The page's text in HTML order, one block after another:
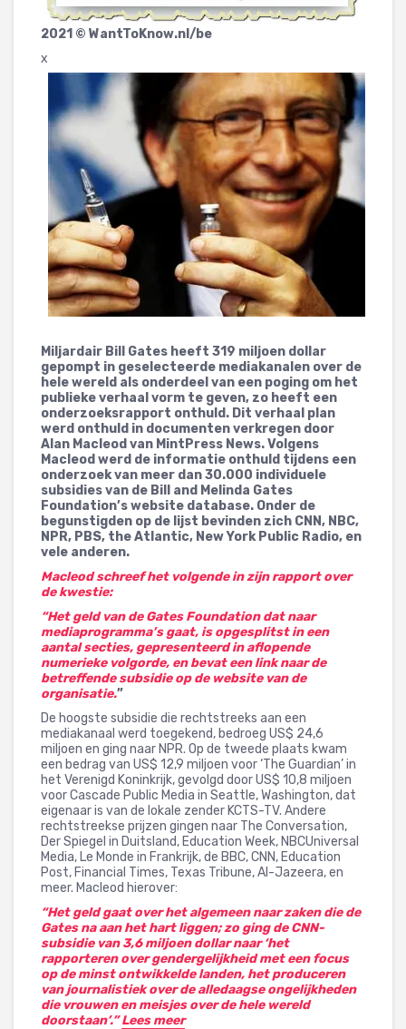
2021 © WantToKnow.nl/be
x
Miljardair Bill Gates heeft 319 miljoen dollar
gepompt in geselecteerde mediakanalen over de
hele wereld als onderdeel van een poging om het
publieke verhaal vorm te geven, zo heeft een
onderzoeksrapport onthuld. Dit verhaal plan
werd onthuld in documenten verkregen door
Alan Macleod van MintPress News. Volgens
Macleod werd de informatie onthuld tijdens een
onderzoek van meer dan 30.000 individuele
subsidies van de Bill and Melinda Gates
Foundation’s website database. Onder de
begunstigden op de lijst bevinden zich CNN, NBC,
NPR, PBS, the Atlantic, New York Public Radio, en
vele anderen.
Macleod schreef het volgende in zijn rapport over
de kwestie:
“Het geld van de Gates Foundation dat naar
mediaprogramma’s gaat, is opgesplitst in een
aantal secties, gepresenteerd in aflopende
numerieke volgorde, en bevat een link naar de
betreffende subsidie op de website van de
organisatie.”
De hoogste subsidie die rechtstreeks aan een
mediakanaal werd toegekend, bedroeg US$ 24,6
miljoen en ging naar NPR. Op de tweede plaats kwam
een bedrag van US$ 12,9 miljoen voor ‘The Guardian’ in
het Verenigd Koninkrijk, gevolgd door US$ 10,8 miljoen
voor Cascade Public Media in Seattle, Washington, dat
eigenaar is van de lokale zender KCTS-TV. Andere
rechtstreekse prijzen gingen naar The Conversation,
Der Spiegel in Duitsland, Education Week, NBCUniversal
Media, Le Monde in Frankrijk, de BBC, CNN, Education
Post, Financial Times, Texas Tribune, Al-Jazeera, en
meer. Macleod hierover:
“Het geld gaat over het algemeen naar zaken die de
Gates na aan het hart liggen; zo ging de CNN-
subsidie van 3,6 miljoen dollar naar ‘het
rapporteren over gendergelijkheid met een focus
op de minst ontwikkelde landen, het produceren
van journalistiek over de alledaagse ongelijkheden
die vrouwen en meisjes over de hele wereld
doorstaan’.”Lees meer